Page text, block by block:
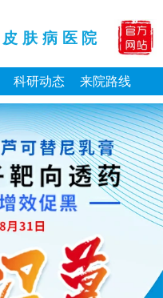
肤病医院
科研动态 来院路线